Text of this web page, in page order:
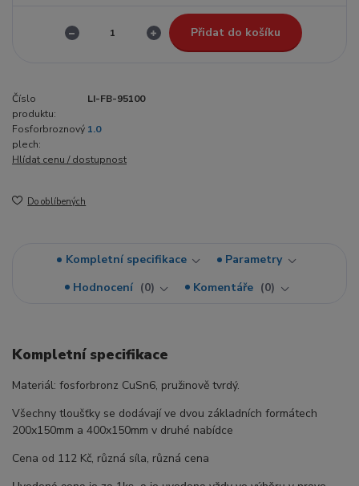
Přidat do košíku
Číslo
produktu:
LI-FB-95100
Fosforbroznový
plech:
1.0
Hlídat cenu / dostupnost
Do oblíbených
Kompletní specifikace
Parametry
Hodnocení
0 Komentáře 0
Kompletní specifikace
Materiál: fosforbronz CuSn6, pružinově tvrdý.
Všechny tloušťky se dodávají ve dvou základních formátech
200x150mm a 400x150mm v druhé nabídce
Cena od 112 Kč, různá síla, různá cena